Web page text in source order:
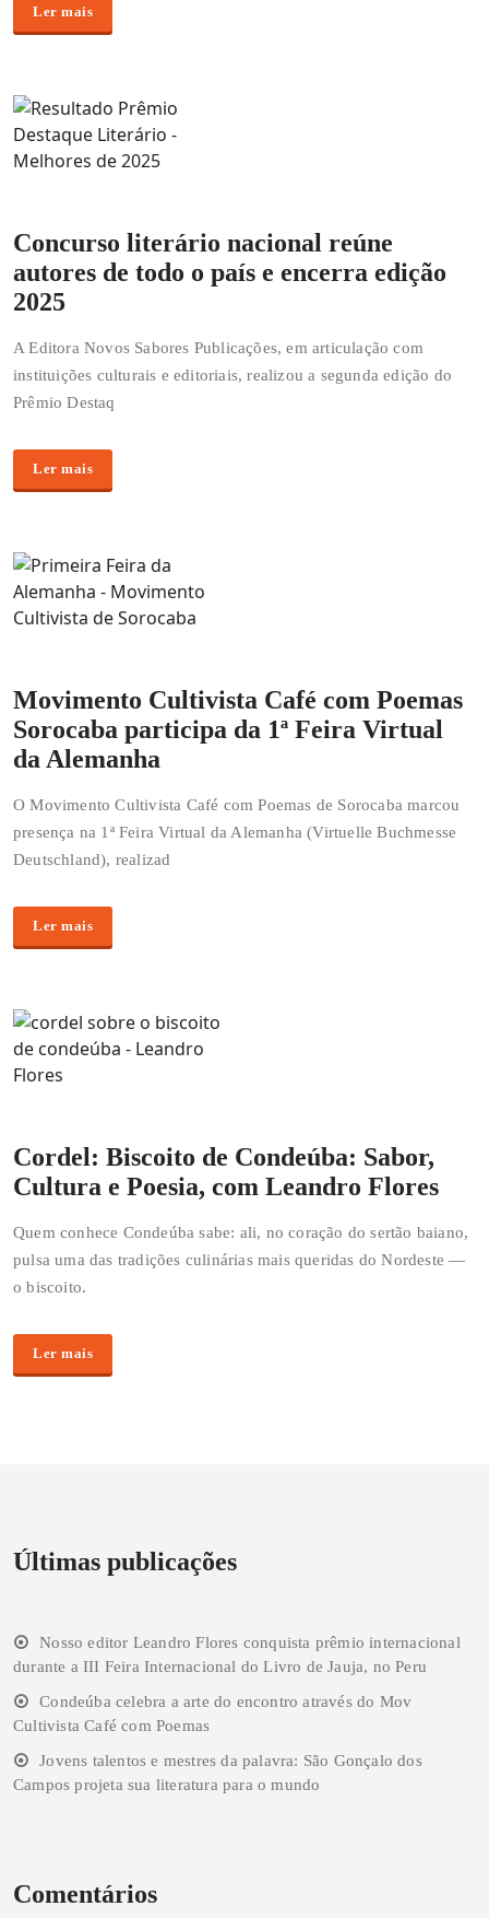
Ler mais
Concurso literário nacional reúne
autores de todo o país e encerra edição
2025
A Editora Novos Sabores Publicações, em articulação com
instituições culturais e editoriais, realizou a segunda edição do
Prêmio Destaq
Ler mais
Movimento Cultivista Café com Poemas
Sorocaba participa da 1ª Feira Virtual
da Alemanha
O Movimento Cultivista Café com Poemas de Sorocaba marcou
presença na 1ª Feira Virtual da Alemanha (Virtuelle Buchmesse
Deutschland), realizad
Ler mais
Cordel: Biscoito de Condeúba: Sabor,
Cultura e Poesia, com Leandro Flores
Quem conhece Condeúba sabe: ali, no coração do sertão baiano,
pulsa uma das tradições culinárias mais queridas do Nordeste —
o biscoito.
Ler mais
Últimas publicações
Nosso editor Leandro Flores conquista prêmio internacional
durante a III Feira Internacional do Livro de Jauja, no Peru
Condeúba celebra a arte do encontro através do Mov
Cultivista Café com Poemas
Jovens talentos e mestres da palavra: São Gonçalo dos
Campos projeta sua literatura para o mundo
Comentários